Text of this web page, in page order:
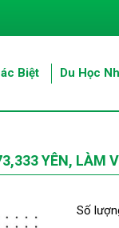
Biệt Du Học
YÊN, LÀM
Số